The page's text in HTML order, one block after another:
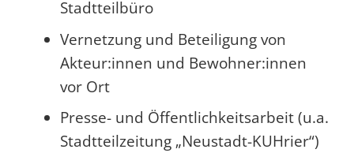
Stadtteilbüro
Vernetzung und Beteiligung von
Akteur:innen und Bewohner:innen
vor Ort
Presse- und Öffentlichkeitsarbeit (u.a.
Stadtteilzeitung „Neustadt-KUHrier“)